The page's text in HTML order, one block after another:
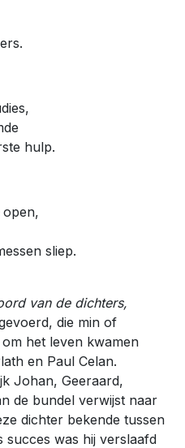
hulp.
open,
sliep.
van de dichters,
die min of
het leven kwamen
en Paul Celan.
Johan, Geeraard,
de bundel verwijst naar
dichter bekende tussen
succes was hij verslaafd